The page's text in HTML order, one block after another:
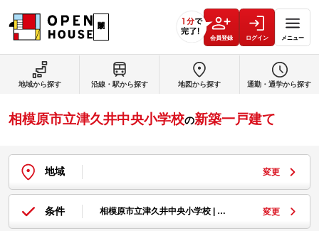
会員登録 ログイン メニュー
相模原市立津久井中央小学校の新築一戸建て
地域 変更
条件 相模原市立津久井中央小学校 | … 変更
地域から探す 沿線・駅から探す 地図から探す 通勤・通学から探す